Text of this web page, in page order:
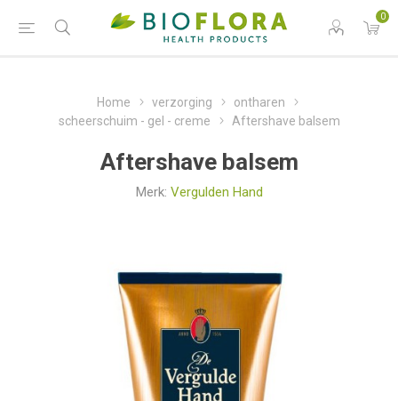
0
Home verzorging
ontharen
scheerschuim - gel - creme
Aftershave balsem
Aftershave balsem
Merk: Vergulden Hand